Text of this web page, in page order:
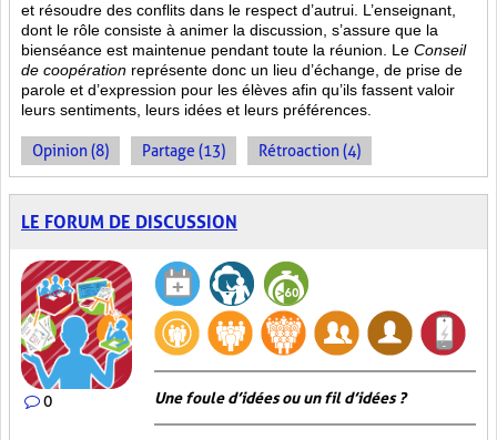
et résoudre des conflits dans le respect d’autrui. L’enseignant,
dont le rôle consiste à animer la discussion, s’assure que la
bienséance est maintenue pendant toute la réunion. Le Conseil
de coopération représente donc un lieu d’échange, de prise de
parole et d’expression pour les élèves afin qu’ils fassent valoir
leurs sentiments, leurs idées et leurs préférences.
Opinion (8) Partage (13) Rétroaction (4)
LE FORUM DE DISCUSSION
0 Une foule d’idées ou un fil d’idées ?